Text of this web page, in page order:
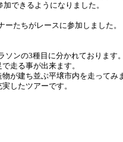
できるようになりました。
たちがレースに参加しました。
ンの3種目に分かれております。
走る事が出来ます。
が建ち並ぶ平壌市内を走ってみ
したツアーです。